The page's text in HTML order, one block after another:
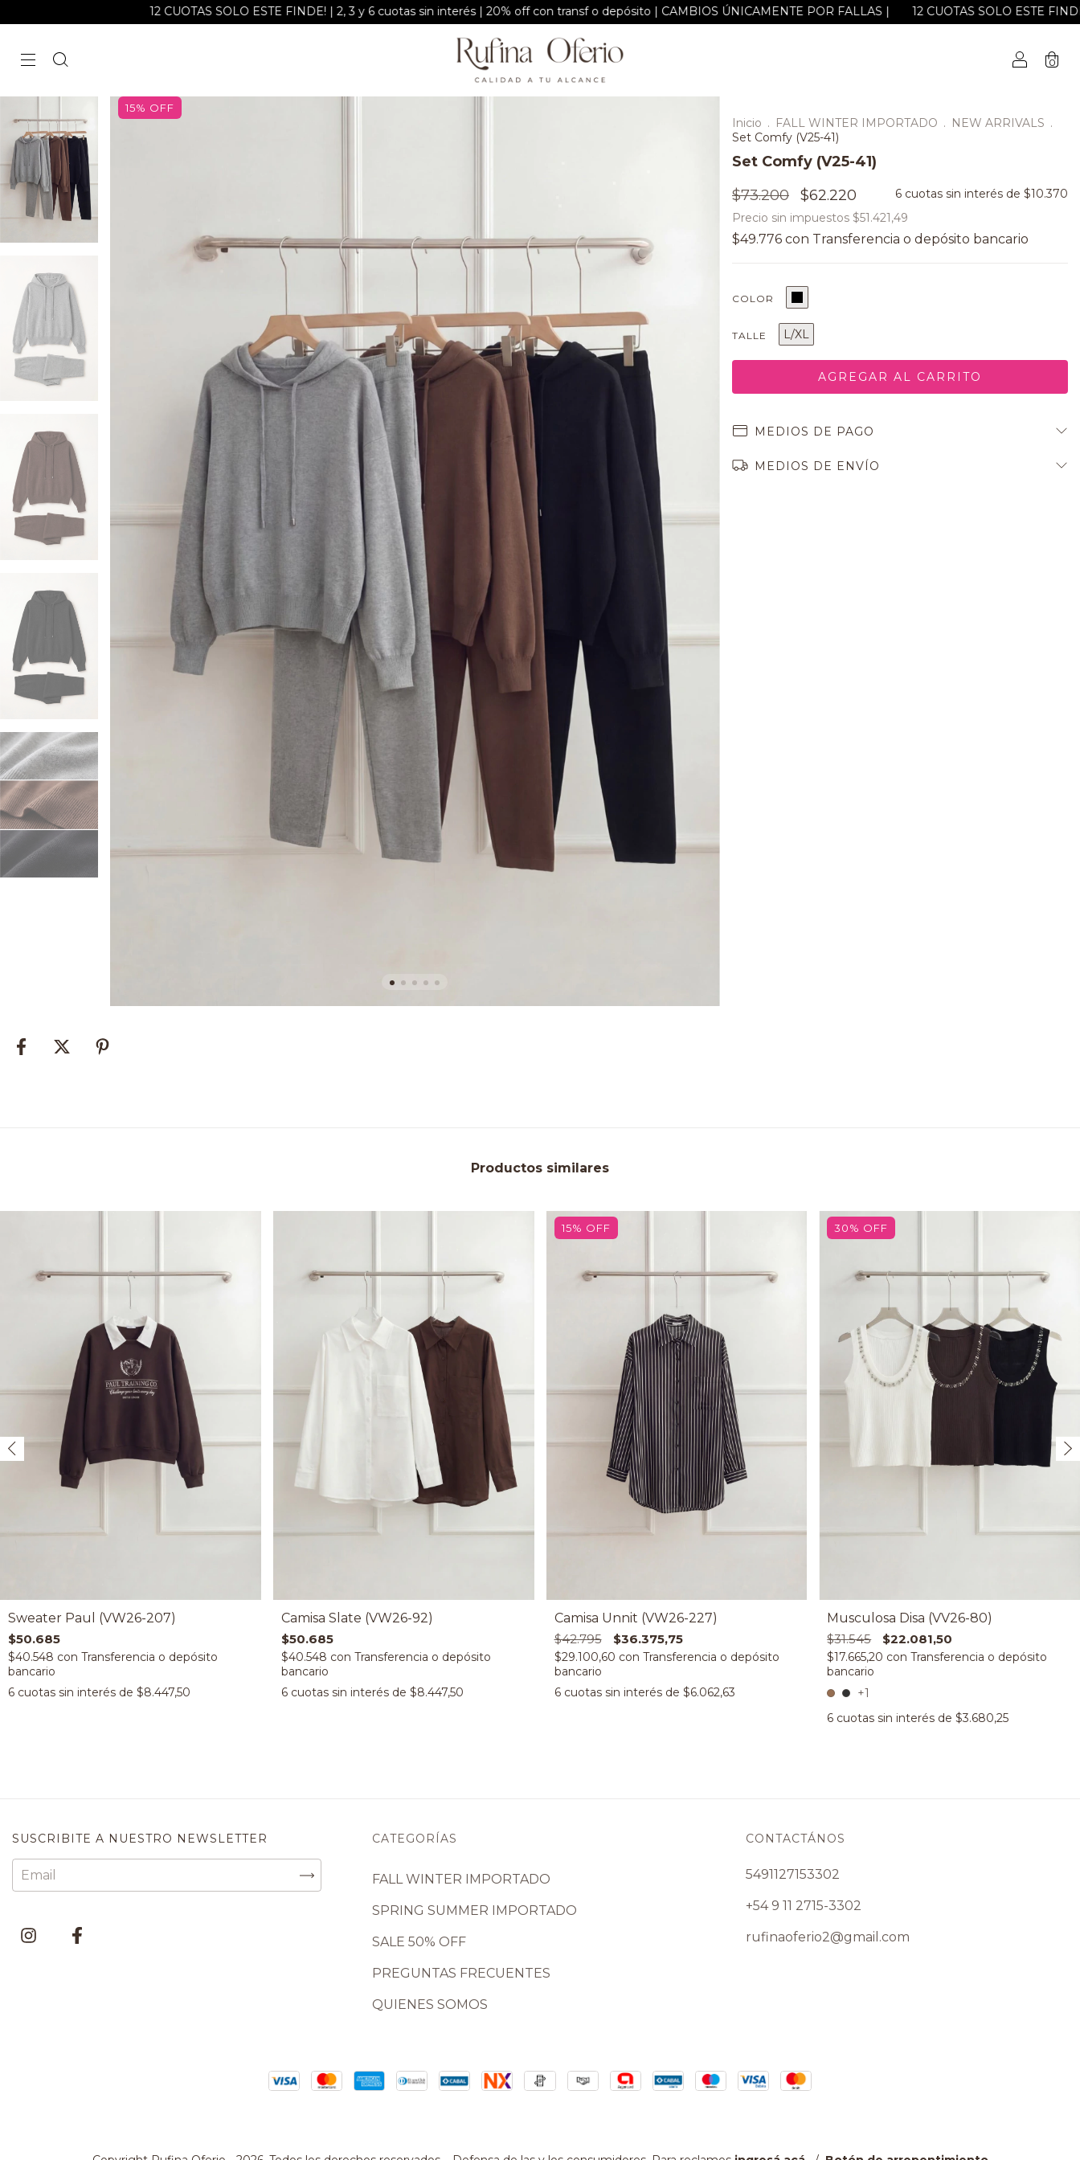
12 CUOTAS SOLO ESTE FINDE! | 2, 3 y 6 cuotas sin interés | 20% off con transf o depósito | CAMBIOS ÚNICAMENTE POR FALLAS | 12 CUOTAS SOLO ESTE FINDE! | 2, 3 y
0
15% OFF
Inicio . FALL WINTER IMPORTADO . NEW ARRIVALS .
Set Comfy (V25-41)
Set Comfy (V25-41)
$73.200
$62.220 6 cuotas sin interés de $10.370
Precio sin impuestos $51.421,49
$49.776 con
COLOR
TALLE L/XL
MEDIOS DE PAGO
MEDIOS DE ENVÍO
Productos similares
Sweater Paul (VW26-207)
$50.685
$40.548 con
6 cuotas sin interés de $8.447,50
Camisa Slate (VW26-92)
$50.685
$40.548 con
6 cuotas sin interés de $8.447,50
15% OFF
Camisa Unnit (VW26-227)
$42.795
$36.375,75
$29.100,60 con
6 cuotas sin interés de $6.062,63
30% OFF
Musculosa Disa (VV26-80)
$31.545
$22.081,50
$17.665,20 con
+1
6 cuotas sin interés de$3.680,25
SUSCRIBITE A NUESTRO NEWSLETTER CATEGORÍAS
FALL WINTER IMPORTADO
SPRING SUMMER IMPORTADO
SALE 50% OFF
PREGUNTAS FRECUENTES
QUIENES SOMOS
CONTACTÁNOS
5491127153302
+54 9 11 2715-3302
rufinaoferio2@gmail.com